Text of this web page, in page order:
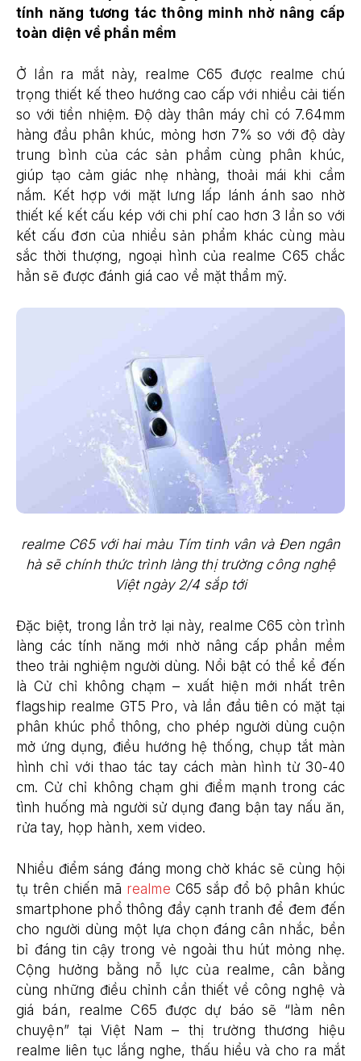
tính năng tương tác thông minh nhờ nâng cấp
toàn diện về phần mềm
Ở lần ra mắt này, realme C65 được realme chú
trọng thiết kế theo hướng cao cấp với nhiều cải tiến
so với tiền nhiệm. Độ dày thân máy chỉ có 7.64mm
hàng đầu phân khúc, mỏng hơn 7% so với độ dày
trung bình của các sản phẩm cùng phân khúc,
giúp tạo cảm giác nhẹ nhàng, thoải mái khi cầm
nắm. Kết hợp với mặt lưng lấp lánh ánh sao nhờ
thiết kế kết cấu kép với chi phí cao hơn 3 lần so với
kết cấu đơn của nhiều sản phẩm khác cùng màu
sắc thời thượng, ngoại hình của realme C65 chắc
hẳn sẽ được đánh giá cao về mặt thẩm mỹ.
realme C65 với hai màu Tím tinh vân và Đen ngân
hà sẽ chính thức trình làng thị trường công nghệ
Việt ngày 2/4 sắp tới
Đặc biệt, trong lần trở lại này, realme C65 còn trình
làng các tính năng mới nhờ nâng cấp phần mềm
theo trải nghiệm người dùng. Nổi bật có thể kể đến
là Cử chỉ không chạm – xuất hiện mới nhất trên
flagship realme GT5 Pro, và lần đầu tiên có mặt tại
phân khúc phổ thông, cho phép người dùng cuộn
mở ứng dụng, điều hướng hệ thống, chụp tắt màn
hình chỉ với thao tác tay cách màn hình từ 30-40
cm. Cử chỉ không chạm ghi điểm mạnh trong các
tình huống mà người sử dụng đang bận tay nấu ăn,
rửa tay, họp hành, xem video.
Nhiều điểm sáng đáng mong chờ khác sẽ cùng hội
tụ trên chiến mã realme C65 sắp đổ bộ phân khúc
smartphone phổ thông đầy cạnh tranh để đem đến
cho người dùng một lựa chọn đáng cân nhắc, bền
bỉ đáng tin cậy trong vẻ ngoài thu hút mỏng nhẹ.
Cộng hưởng bằng nỗ lực của realme, cân bằng
cùng những điều chỉnh cần thiết về công nghệ và
giá bán, realme C65 được dự báo sẽ “làm nên
chuyện” tại Việt Nam – thị trường thương hiệu
realme liên tục lắng nghe, thấu hiểu và cho ra mắt